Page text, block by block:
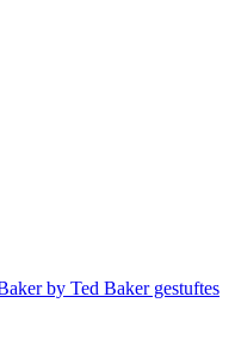
by Ted Baker gestuftes